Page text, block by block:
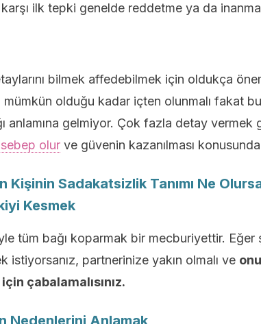
ilk tepki genelde reddetme ya da
bilmek affedebilmek için oldukça
olduğu kadar içten olunmalı fakat
anlamına gelmiyor. Çok fazla detay vermek
olur ve güvenin kazanılması
Kişinin Sadakatsizlik Tanımı Ne
Kesmek
tüm bağı koparmak bir mecburiyettir. Eğer
istiyorsanız, partnerinize yakın olmalı ve
çabalamalısınız.
Nedenlerini Anlamak